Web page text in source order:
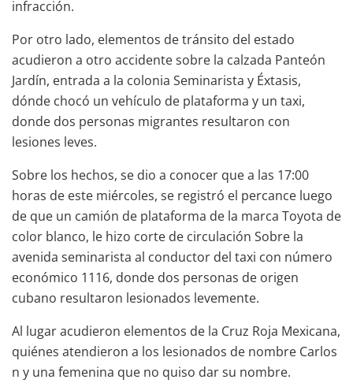
infracción.
Por otro lado, elementos de tránsito del estado
acudieron a otro accidente sobre la calzada Panteón
Jardín, entrada a la colonia Seminarista y Éxtasis,
dónde chocó un vehículo de plataforma y un taxi,
donde dos personas migrantes resultaron con
lesiones leves.
Sobre los hechos, se dio a conocer que a las 17:00
horas de este miércoles, se registró el percance luego
de que un camión de plataforma de la marca Toyota de
color blanco, le hizo corte de circulación Sobre la
avenida seminarista al conductor del taxi con número
económico 1116, donde dos personas de origen
cubano resultaron lesionados levemente.
Al lugar acudieron elementos de la Cruz Roja Mexicana,
quiénes atendieron a los lesionados de nombre Carlos
n y una femenina que no quiso dar su nombre.